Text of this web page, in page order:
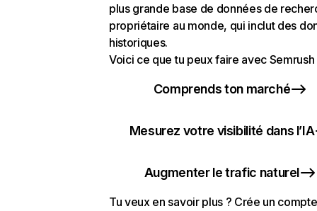
plus grande base de données de
propriétaire au monde, qui inclut des
historiques.
Voici ce que tu peux faire avec Semrush
Comprends ton marché
Mesurez votre visibilité dans l’IA
Augmenter le trafic naturel
Tu veux en savoir plus ? Crée un compte